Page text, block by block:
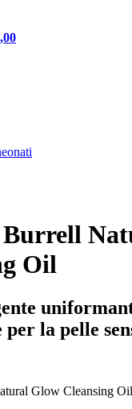
Oil
la pelle
Glow Cleansing Oil